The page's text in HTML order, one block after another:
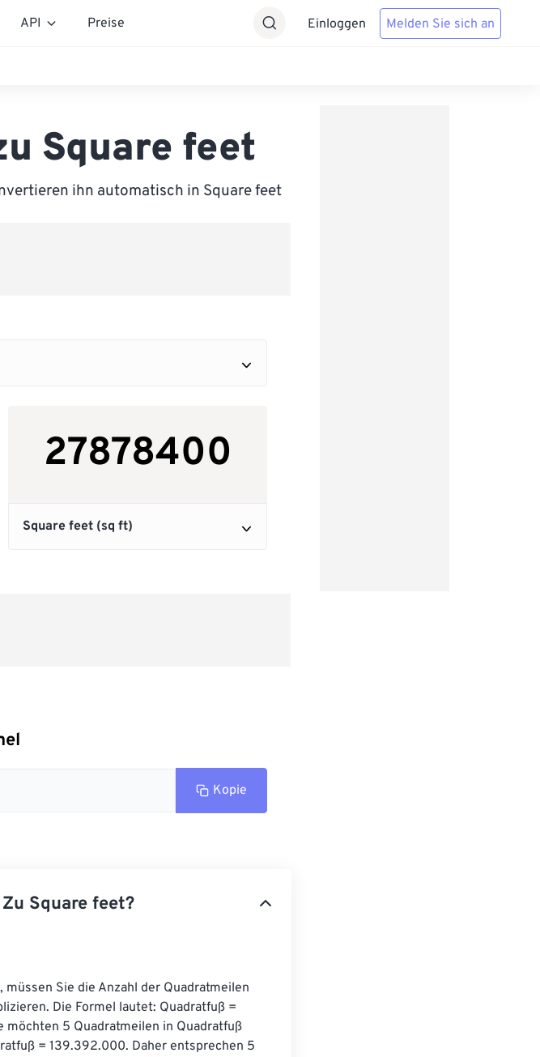
API Preise Einloggen Melden Sie sich an
Square feet
ihn automatisch in Square feet
Kopie
Square feet?
Sie die Anzahl der Quadratmeilen
Die Formel lautet: Quadratfuß =
5 Quadratmeilen in Quadratfuß
= 139.392.000. Daher entsprechen 5